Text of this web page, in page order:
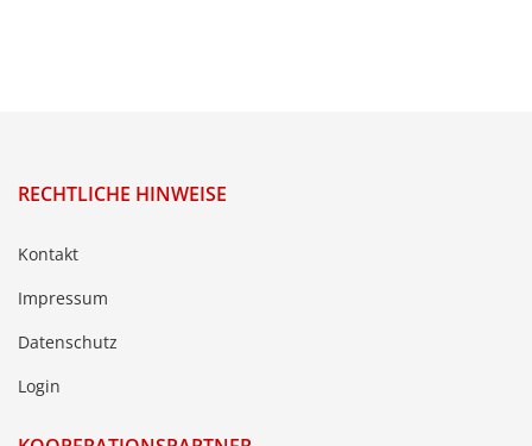
RECHTLICHE HINWEISE
Kontakt
Impressum
Datenschutz
Login